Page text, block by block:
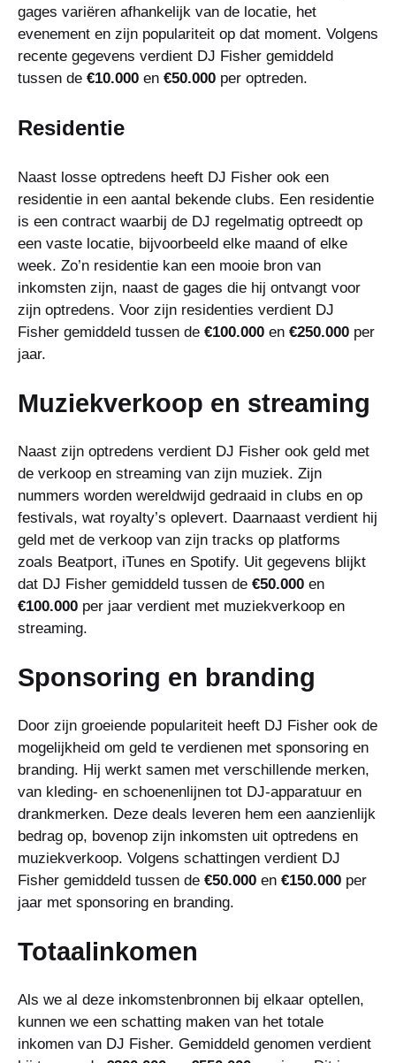
gages variëren afhankelijk van de locatie, het
evenement en zijn populariteit op dat moment. Volgens
recente gegevens verdient DJ Fisher gemiddeld
tussen de €10.000 en €50.000 per optreden.
Residentie
Naast losse optredens heeft DJ Fisher ook een
residentie in een aantal bekende clubs. Een residentie
is een contract waarbij de DJ regelmatig optreedt op
een vaste locatie, bijvoorbeeld elke maand of elke
week. Zo’n residentie kan een mooie bron van
inkomsten zijn, naast de gages die hij ontvangt voor
zijn optredens. Voor zijn residenties verdient DJ
Fisher gemiddeld tussen de €100.000 en €250.000 per
jaar.
Muziekverkoop en streaming
Naast zijn optredens verdient DJ Fisher ook geld met
de verkoop en streaming van zijn muziek. Zijn
nummers worden wereldwijd gedraaid in clubs en op
festivals, wat royalty’s oplevert. Daarnaast verdient hij
geld met de verkoop van zijn tracks op platforms
zoals Beatport, iTunes en Spotify. Uit gegevens blijkt
dat DJ Fisher gemiddeld tussen de €50.000 en
€100.000 per jaar verdient met muziekverkoop en
streaming.
Sponsoring en branding
Door zijn groeiende populariteit heeft DJ Fisher ook de
mogelijkheid om geld te verdienen met sponsoring en
branding. Hij werkt samen met verschillende merken,
van kleding- en schoenenlijnen tot DJ-apparatuur en
drankmerken. Deze deals leveren hem een aanzienlijk
bedrag op, bovenop zijn inkomsten uit optredens en
muziekverkoop. Volgens schattingen verdient DJ
Fisher gemiddeld tussen de €50.000 en €150.000 per
jaar met sponsoring en branding.
Totaalinkomen
Als we al deze inkomstenbronnen bij elkaar optellen,
kunnen we een schatting maken van het totale
inkomen van DJ Fisher. Gemiddeld genomen verdient